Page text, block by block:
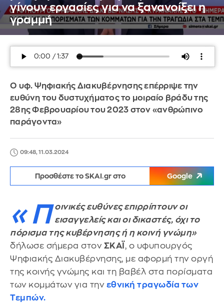
γίνουν εργασίες για να ξανανοίξει η
γραμμή
Ο υφ. Ψηφιακής Διακυβέρνησης επέρριψε την
ευθύνη του δυστυχήματος το μοιραίο βράδυ της
28ης Φεβρουαρίου του 2023 στον «ανθρώπινο
παράγοντα»
09:48, 11.03.2024
Προσθέστε το SKAI.gr στο Google
«Π οινικές ευθύνες επιρρίπτουν οι
εισαγγελείς και οι δικαστές, όχι το
πόρισμα της κυβέρνησης ή η κοινή γνώμη»
δήλωσε σήμερα στον ΣΚΑΪ , ο υφυπουργός
Ψηφιακής Διακυβέρνησης, με αφορμή την οργή
της κοινής γνώμης και τη βαβέλ στα πορίσματα
των κομμάτων για την εθνική τραγωδία των
Τεμπών.